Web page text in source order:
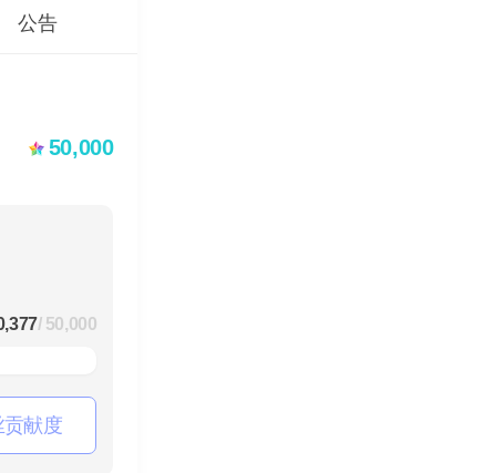
公告
50,000
/ 50,000
献度